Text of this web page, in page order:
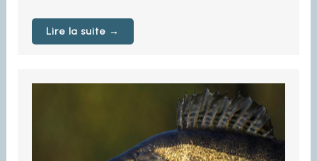
Lire la suite →